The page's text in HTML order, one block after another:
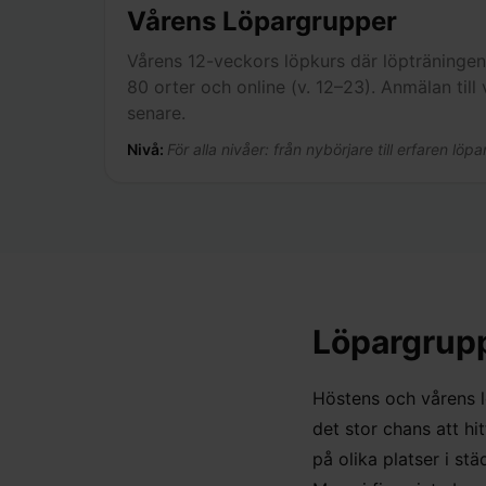
Vårens Löpargrupper
Vårens 12-veckors löpkurs där
80 orter och online (v. 12–23). Anmälan till
senare.
Nivå: För alla nivåer: från nybörjare till erfaren
Höstens och
det stor chans att
på olika platser i